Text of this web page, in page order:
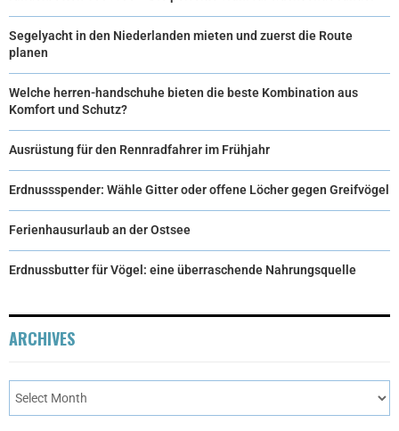
Segelyacht in den Niederlanden mieten und zuerst die Route
planen
Welche herren-handschuhe bieten die beste Kombination aus
Komfort und Schutz?
Ausrüstung für den Rennradfahrer im Frühjahr
Erdnussspender: Wähle Gitter oder offene Löcher gegen Greifvögel
Ferienhausurlaub an der Ostsee
Erdnussbutter für Vögel: eine überraschende Nahrungsquelle
ARCHIVES